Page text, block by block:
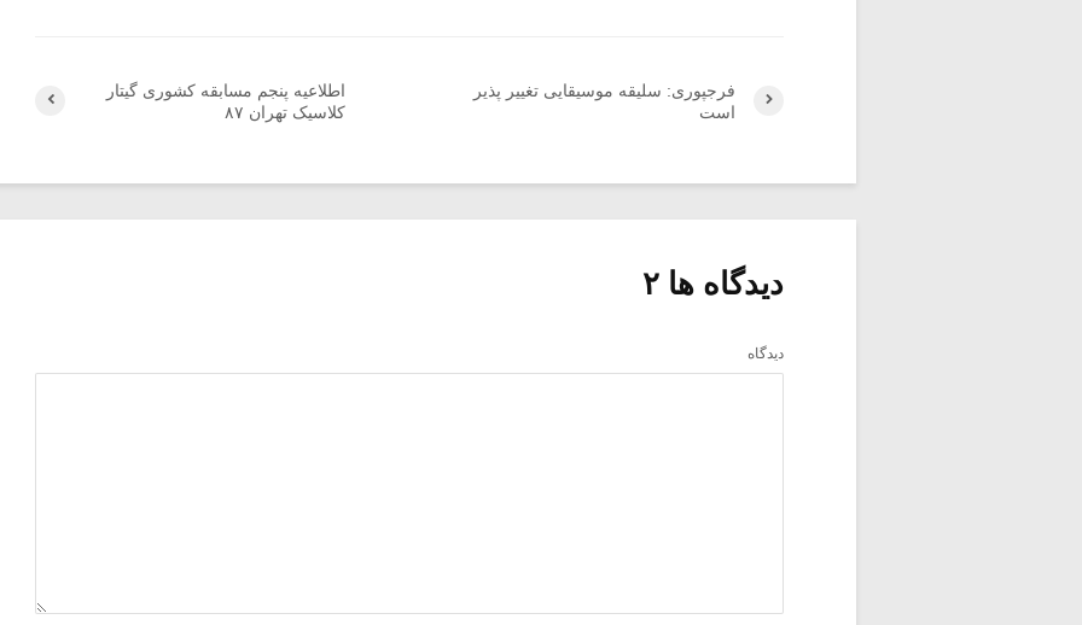
اطلاعیه پنجم مسابقه کشوری گیتار
کلاسیک تهران ۸۷
فرجپوری: سلیقه موسیقایی تغییر پذیر
است
دیدگاه ها ۲
دیدگاه